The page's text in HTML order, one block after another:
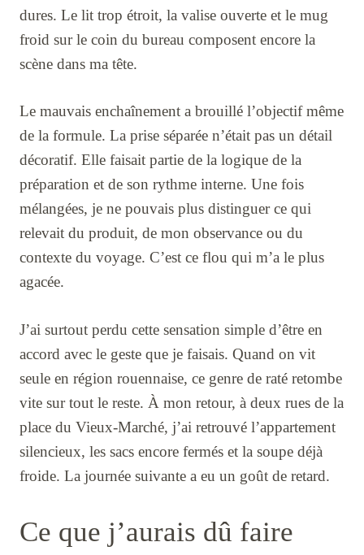
dures. Le lit trop étroit, la valise ouverte et le mug
froid sur le coin du bureau composent encore la
scène dans ma tête.
Le mauvais enchaînement a brouillé l’objectif même
de la formule. La prise séparée n’était pas un détail
décoratif. Elle faisait partie de la logique de la
préparation et de son rythme interne. Une fois
mélangées, je ne pouvais plus distinguer ce qui
relevait du produit, de mon observance ou du
contexte du voyage. C’est ce flou qui m’a le plus
agacée.
J’ai surtout perdu cette sensation simple d’être en
accord avec le geste que je faisais. Quand on vit
seule en région rouennaise, ce genre de raté retombe
vite sur tout le reste. À mon retour, à deux rues de la
place du Vieux-Marché, j’ai retrouvé l’appartement
silencieux, les sacs encore fermés et la soupe déjà
froide. La journée suivante a eu un goût de retard.
Ce que j’aurais dû faire